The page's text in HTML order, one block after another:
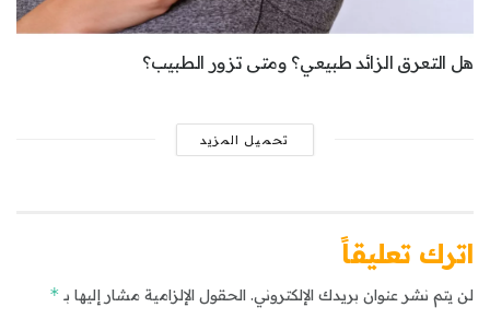
هل التعرق الزائد طبيعي؟ ومتى تزور الطبيب؟
تحميل المزيد
اترك تعليقاً
لن يتم نشر عنوان بريدك الإلكتروني. الحقول الإلزامية مشار إليها بـ *